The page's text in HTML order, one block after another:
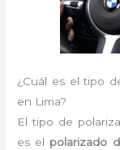
¿Cuál es el tipo
en Lima?
El tipo de
es el polarizado